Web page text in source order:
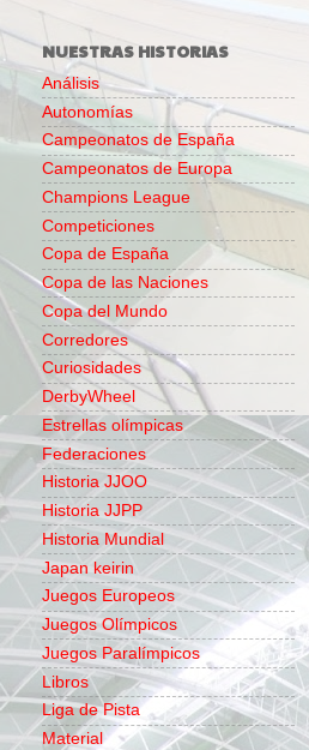
NUESTRAS HISTORIAS
Análisis
Autonomías
Campeonatos de España
Campeonatos de Europa
Champions League
Competiciones
Copa de España
Copa de las Naciones
Copa del Mundo
Corredores
Curiosidades
DerbyWheel
Estrellas olímpicas
Federaciones
Historia JJOO
Historia JJPP
Historia Mundial
Japan keirin
Juegos Europeos
Juegos Olímpicos
Juegos Paralímpicos
Libros
Liga de Pista
Material